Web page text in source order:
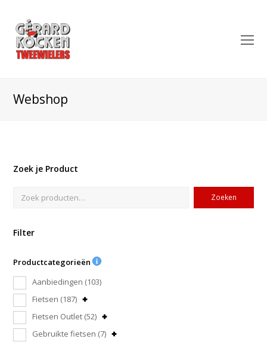
Webshop
Zoek je Product
Zoeken
Filter
Productcategorieën
Aanbiedingen (103)
Fietsen (187)
Fietsen Outlet (52)
Gebruikte fietsen (7)